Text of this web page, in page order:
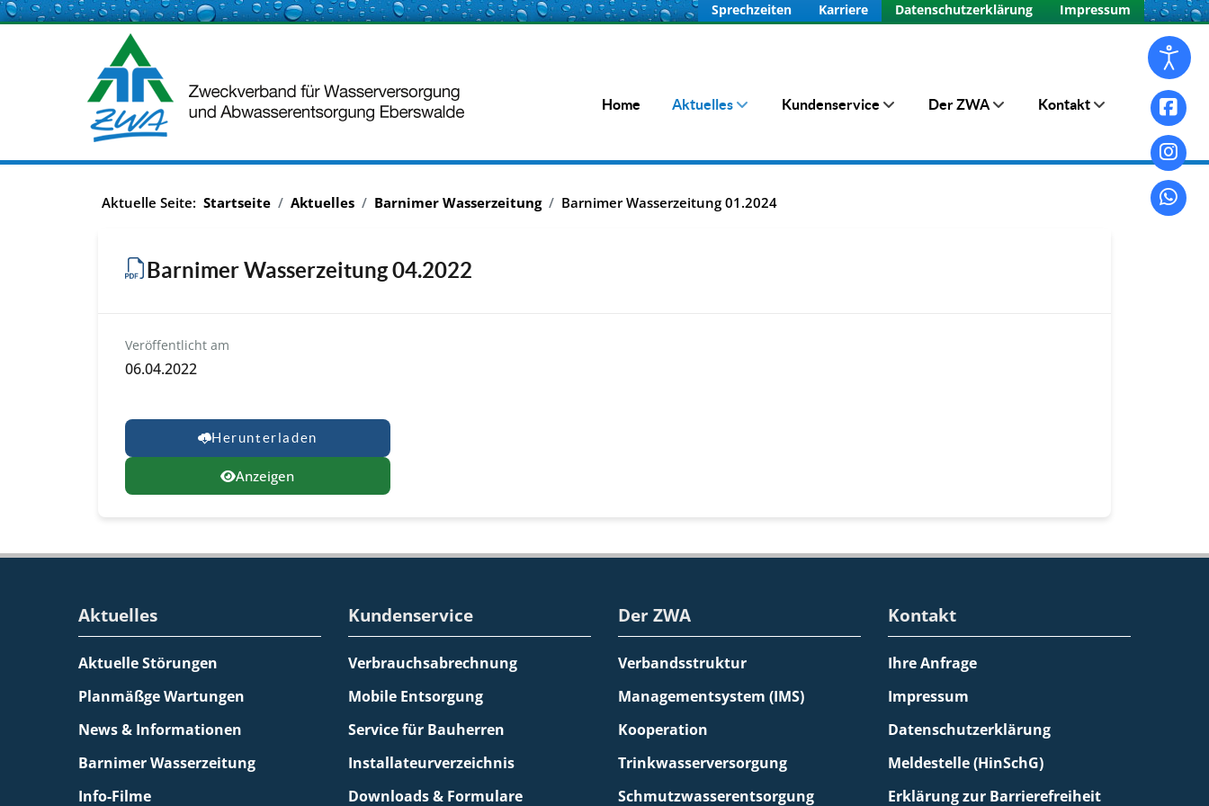
Sprechzeiten Karriere Datenschutzerklärung Impressum
Home Aktuelles Kundenservice Der ZWA Kontakt
Aktuelle Seite: Startseite Aktuelles Barnimer Wasserzeitung Barnimer Wasserzeitung 01.2024
Barnimer Wasserzeitung 04.2022
Veröffentlicht am
06.04.2022
Herunterladen
Anzeigen
Aktuelles
Aktuelle Störungen
Planmäßge Wartungen
News & Informationen
Barnimer Wasserzeitung
Info-Filme
Kundenservice
Verbrauchsabrechnung
Mobile Entsorgung
Service für Bauherren
Installateurverzeichnis
Downloads & Formulare
Der ZWA
Verbandsstruktur
Managementsystem (IMS)
Kooperation
Trinkwasserversorgung
Schmutzwasserentsorgung
Kontakt
Ihre Anfrage
Impressum
Datenschutzerklärung
Meldestelle (HinSchG)
Erklärung zur Barrierefreiheit